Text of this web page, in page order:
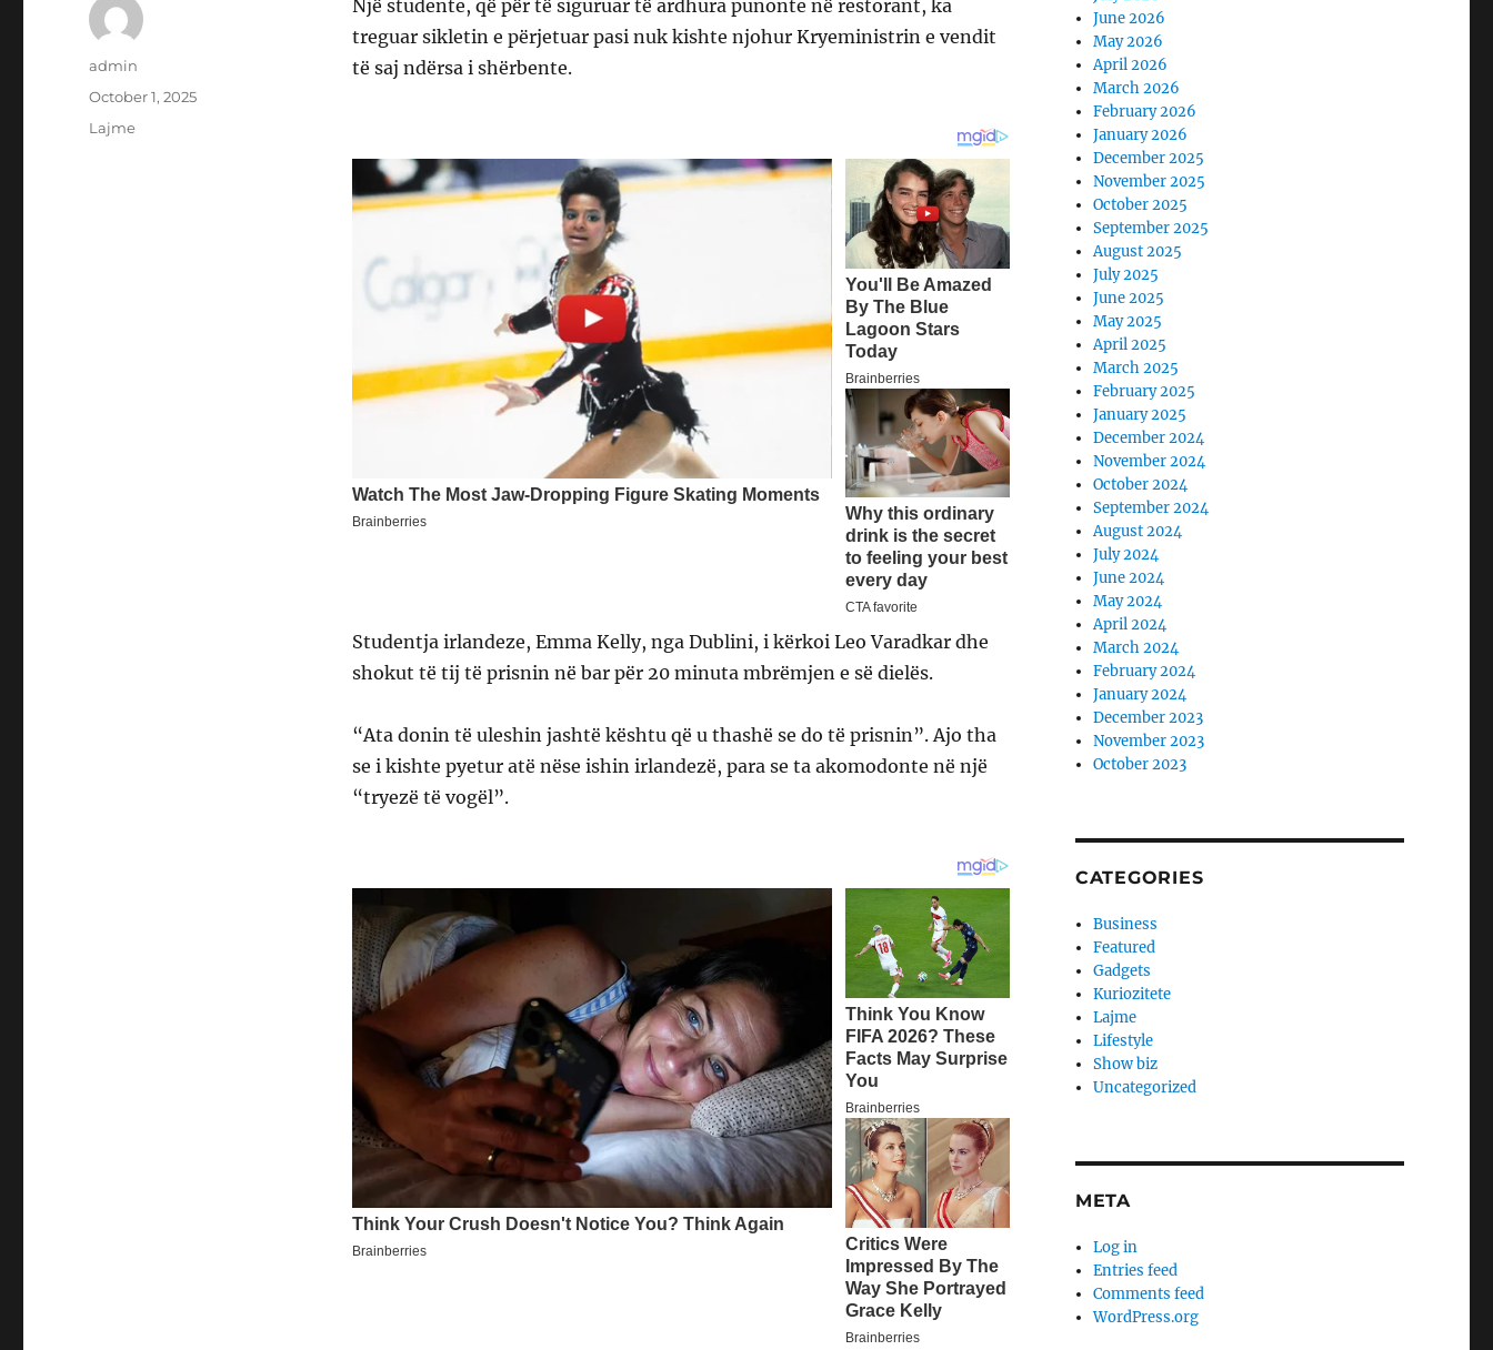
Një studente, që për të siguruar të ardhura punonte në restorant, ka
treguar sikletin e përjetuar pasi nuk kishte njohur Kryeministrin e vendit
të saj ndërsa i shërbente.
Studentja irlandeze, Emma Kelly, nga Dublini, i kërkoi Leo Varadkar dhe
shokut të tij të prisnin në bar për 20 minuta mbrëmjen e së dielës.
“Ata donin të uleshin jashtë kështu që u thashë se do të prisnin”. Ajo tha
se i kishte pyetur atë nëse ishin irlandezë, para se ta akomodonte në një
“tryezë të vogël”.
Author
admin
Posted
October 1, 2025
Categories
Lajme
June 2026
May 2026
April 2026
March 2026
February 2026
January 2026
December 2025
November 2025
October 2025
September 2025
August 2025
July 2025
June 2025
May 2025
April 2025
March 2025
February 2025
January 2025
December 2024
November 2024
October 2024
September 2024
August 2024
July 2024
June 2024
May 2024
April 2024
March 2024
February 2024
January 2024
December 2023
November 2023
October 2023
CATEGORIES
Business
Featured
Gadgets
Kuriozitete
Lajme
Lifestyle
Show biz
Uncategorized
META
Log in
Entries feed
Comments feed
WordPress.org